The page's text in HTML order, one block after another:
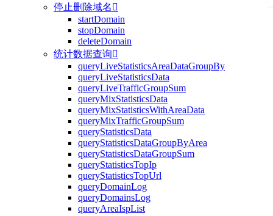
停止删除域名 
startDomain
stopDomain
deleteDomain
统计数据查询
queryLiveStatisticsAreaDataGroupBy
queryLiveStatisticsData
queryLiveTrafficGroupSum
queryMixStatisticsData
queryMixStatisticsWithAreaData
queryMixTrafficGroupSum
queryStatisticsData
queryStatisticsDataGroupByArea
queryStatisticsDataGroupSum
queryStatisticsTopIp
queryStatisticsTopUrl
queryDomainLog
queryDomainsLog
queryAreaIspList